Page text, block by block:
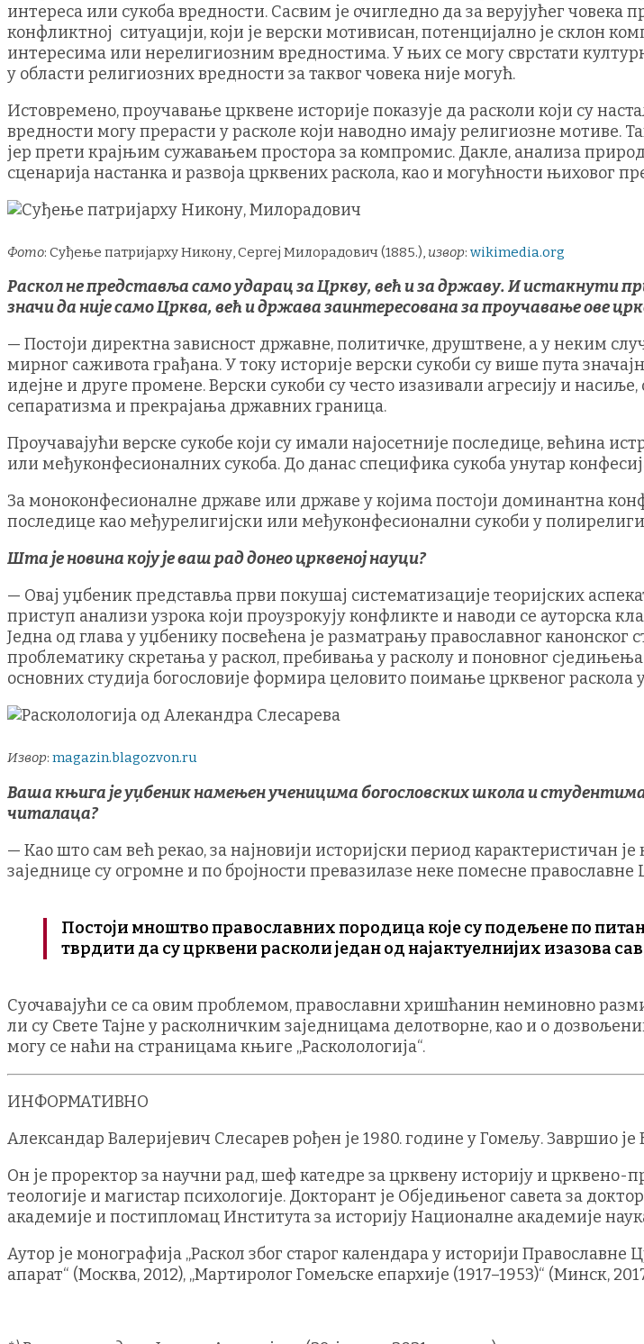
интереса или сукоба вредности. Сасвим је очигледно да за верујућег
конфликтној ситуацији, који је верски мотивисан, потенцијално је склон
интересима или нерелигиозним вредностима. У њих се могу сврстати
у области религиозних вредности за таквог човека није могућ.
Истовремено, проучавање црквене историје показује да расколи који су
вредности могу прерасти у расколе који наводно имају религиозне мотиве.
јер прети крајњим сужавањем простора за компромис. Дакле, анализа
сценарија настанка и развоја црквених раскола, као и могућности њиховог
Фото: Суђење патријарху Никону, Сергеј Милорадович (1885.), извор: wikimedia.org
Раскол не представља само ударац за Цркву, већ и за државу. И истакнути
значи да није само Црква, већ и држава заинтересована за проучавање ове
— Постоји директна зависност државне, политичке, друштвене, а у неким
мирног саживота грађана. У току историје верски сукоби су више пута
идејне и друге промене. Верски сукоби су често изазивали агресију и
сепаратизма и прекрајања државних граница.
Проучавајући верске сукобе који су имали најосетније последице, већина
или међуконфесионалних сукоба. До данас специфика сукоба унутар
За моноконфесионалне државе или државе у којима постоји доминантна
последице као међурелигијски или међуконфесионални сукоби у
Шта је новина коју је ваш рад донео црквеној науци?
— Овај уџбеник представља први покушај систематизације теоријских
приступ анализи узрока који проузрокују конфликте и наводи се ауторска
Једна од глава у уџбенику посвећена је разматрању православног
проблематику скретања у раскол, пребивања у расколу и поновног
основних студија богословије формира целовито поимање црквеног раскола
Извор: magazin.blagozvon.ru
Ваша књига је уџбеник намењен ученицима богословских школа и
читалаца?
— Као што сам већ рекао, за најновији историјски период карактеристичан
заједнице су огромне и по бројности превазилазе неке помесне православне
Постоји мноштво православних породица које су подељене по
тврдити да су црквени расколи један од најактуелнијих изазова
Суочавајући се са овим проблемом, православни хришћанин неминовно
ли су Свете Тајне у расколничким заједницама делотворне, као и о
могу се наћи на страницама књиге „Расколологија“.
ИНФОРМАТИВНО
Александар Валеријевич Слесарев рођен је 1980. године у Гомељу. Завршио
Он је проректор за научни рад, шеф катедре за црквену историју и
теологије и магистар психологије. Докторант је Обједињеног савета за
академије и постипломац Института за историју Националне академије
Аутор је монографија „Раскол због старог календара у историји Православне
апарат“ (Москва, 2012), „Мартиролог Гомељске епархије (1917–1953)“ (Минск,